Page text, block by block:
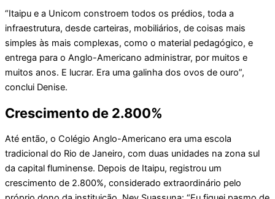
“Itaipu e a Unicom constroem todos os prédios, toda a
infraestrutura, desde carteiras, mobiliários, de coisas mais
simples às mais complexas, como o material pedagógico, e
entrega para o Anglo-Americano administrar, por muitos e
muitos anos. E lucrar. Era uma galinha dos ovos de ouro”,
conclui Denise.
Crescimento de 2.800%
Até então, o Colégio Anglo-Americano era uma escola
tradicional do Rio de Janeiro, com duas unidades na zona sul
da capital fluminense. Depois de Itaipu, registrou um
crescimento de 2.800%, considerado extraordinário pelo